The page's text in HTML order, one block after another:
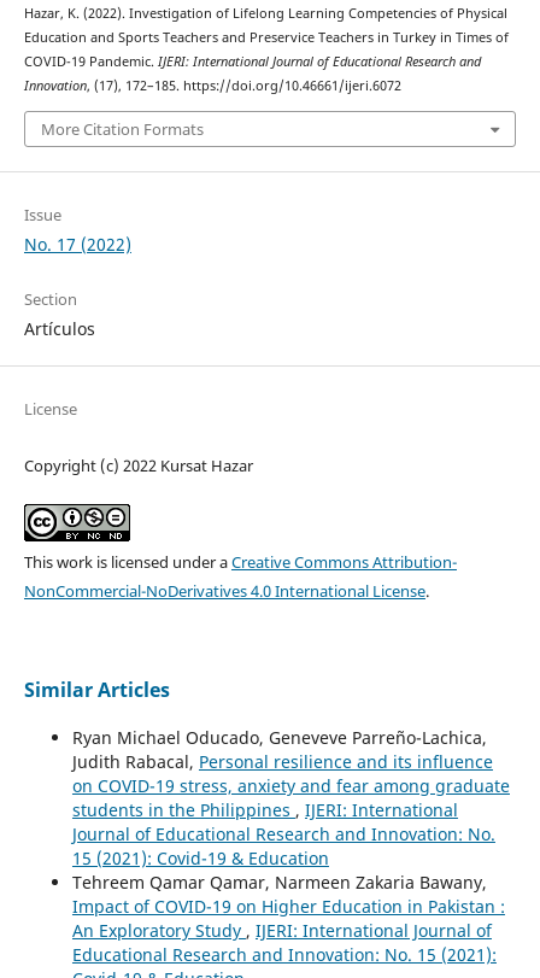
Hazar, K. (2022). Investigation of Lifelong Learning Competencies of Physical
Education and Sports Teachers and Preservice Teachers in Turkey in Times of
COVID-19 Pandemic. IJERI: International Journal of Educational Research and
Innovation, (17), 172–185. https://doi.org/10.46661/ijeri.6072
More Citation Formats
Issue
No. 17 (2022)
Section
Artículos
License
Copyright (c) 2022 Kursat Hazar
This work is licensed under aCreative Commons Attribution-
NonCommercial-NoDerivatives 4.0 International License.
Similar Articles
Ryan Michael Oducado, Geneveve Parreño-Lachica,
Judith Rabacal, Personal resilience and its influence
on COVID-19 stress, anxiety and fear among graduate
students in the Philippines , IJERI: International
Journal of Educational Research and Innovation: No.
15 (2021): Covid-19 & Education
Tehreem Qamar Qamar, Narmeen Zakaria Bawany,
Impact of COVID-19 on Higher Education in Pakistan :
An Exploratory Study , IJERI: International Journal of
Educational Research and Innovation: No. 15 (2021):